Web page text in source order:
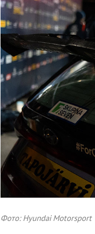
Фото: Hyundai Motorsport